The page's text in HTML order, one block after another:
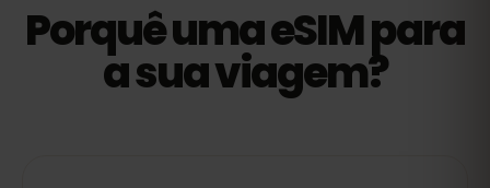
Porquê uma eSIM para
a sua viagem?